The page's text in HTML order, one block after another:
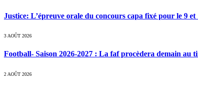
Justice: L’épreuve orale du concours capa fixé pour le 9
3 AOÛT 2026
Football- Saison 2026-2027 : La faf procèdera demain au
2 AOÛT 2026